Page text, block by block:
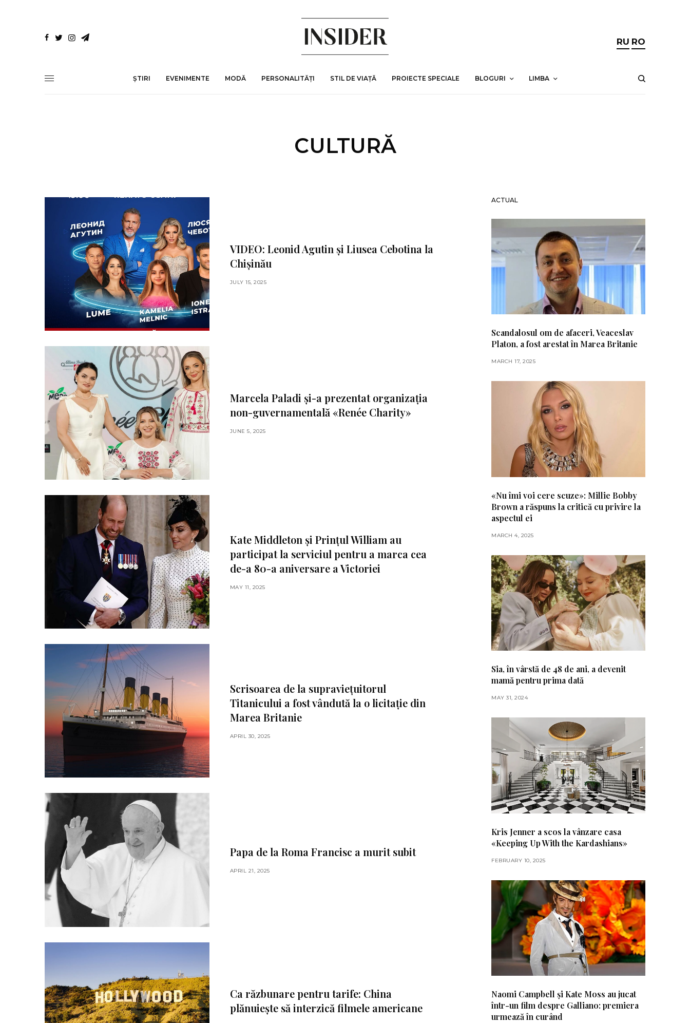
RU RO
ȘTIRI EVENIMENTE MODĂ PERSONALITĂȚI STIL DE VIAȚĂ PROIECTE SPECIALE BLOGURI LIMBA
CULTURĂ
VIDEO: Leonid Agutin și Liusea Cebotina la
Chișinău
JULY 15, 2025
Marcela Paladi și-a prezentat organizația
non-guvernamentală «Renée Charity»
JUNE 5, 2025
Kate Middleton și Prințul William au
participat la serviciul pentru a marca cea
de-a 80-a aniversare a Victoriei
MAY 11, 2025
Scrisoarea de la supraviețuitorul
Titanicului a fost vândută la o licitație din
Marea Britanie
APRIL 30, 2025
Papa de la Roma Francisc a murit subit
APRIL 21, 2025
Ca răzbunare pentru tarife: China
plănuiește să interzică filmele americane
ACTUAL
Scandalosul om de afaceri, Veaceslav
Platon, a fost arestat în Marea Britanie
MARCH 17, 2025
«Nu îmi voi cere scuze»: Millie Bobby
Brown a răspuns la critică cu privire la
aspectul ei
MARCH 4, 2025
Sia, în vârstă de 48 de ani, a devenit
mamă pentru prima dată
MAY 31, 2024
Kris Jenner a scos la vânzare casa
«Keeping Up With the Kardashians»
FEBRUARY 10, 2025
Naomi Campbell și Kate Moss au jucat
într-un film despre Galliano: premiera
urmează în curând